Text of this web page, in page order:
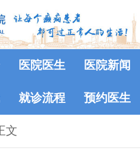
医院医生 医院新闻
就诊流程 预约医生
文